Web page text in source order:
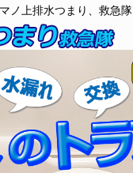
ノ上排水つまり、救急隊